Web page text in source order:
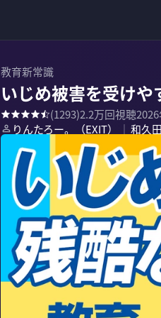
教育新常識
いじめ被害を受け
(1293)2.2万回視聴
りんたろー。（EXIT）
｜ 和久